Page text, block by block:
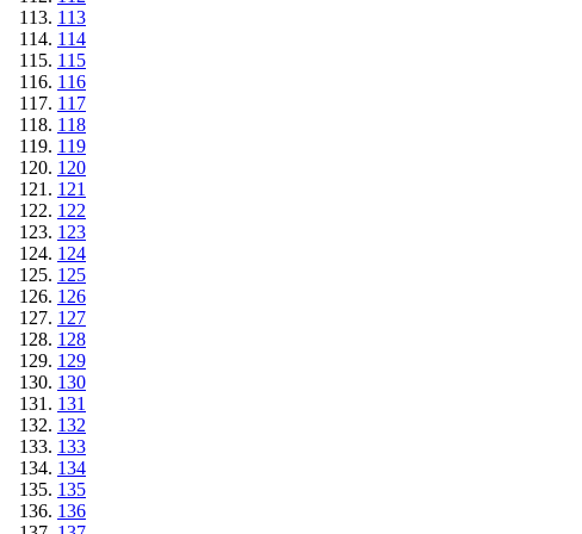
113
114
115
116
117
118
119
120
121
122
123
124
125
126
127
128
129
130
131
132
133
134
135
136